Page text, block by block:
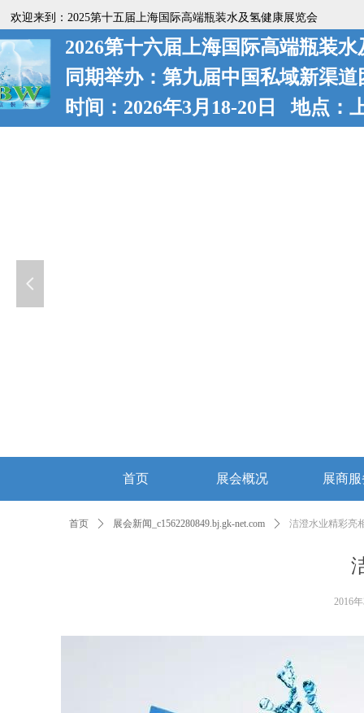
欢迎来到：2025第十五届上海国际高端瓶装水及氢健康展览会
넳
2026第十六届上海国际高端瓶装
同期举办：第九届中国私域新渠道
时间：2026年3月18-20日 地点：
首页
首页
展会概况
展会概况
展商
展商服
首页 ꄲ 展会新闻_c1562280849.bj.gk-net.com ꄲ 洁澄水业精彩亮
2016